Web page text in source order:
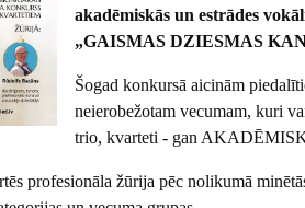
akadēmiskās un estrādes
„GAISMAS DZIESMAS
Šogad konkursā aicinām
neierobežotam vecumam, kuri
trio, kvarteti - gan
profesionāla žūrija pēc nolikumā